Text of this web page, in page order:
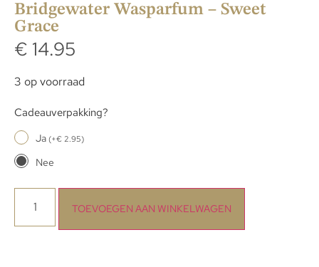
Bridgewater Wasparfum – Sweet
Grace
€ 14.95
3 op voorraad
Cadeauverpakking?
Ja (+€ 2.95)
Nee
TOEVOEGEN AAN WINKELWAGEN